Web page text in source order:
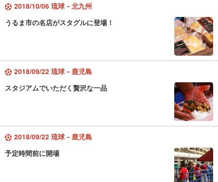
2018/10/06 琉球－北九州
うるま市の名店がスタグルに登場！
2018/09/22 琉球－鹿児島
スタジアムでいただく贅沢な一品
2018/09/22 琉球－鹿児島
予定時間前に開場